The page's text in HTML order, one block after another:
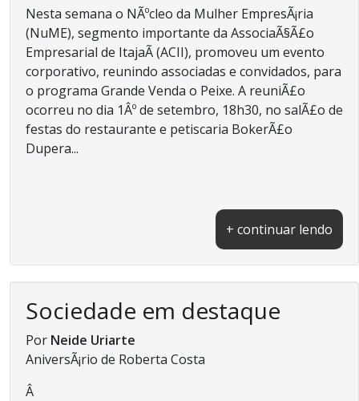
Nesta semana o NÃºcleo da Mulher EmpresÃ¡ria
(NuME), segmento importante da AssociaÃ§Ã£o
Empresarial de ItajaÃ­ (ACII), promoveu um evento
corporativo, reunindo associadas e convidados, para
o programa Grande Venda o Peixe. A reuniÃ£o
ocorreu no dia 1Âº de setembro, 18h30, no salÃ£o de
festas do restaurante e petiscaria BokerÃ£o
Dupera...
+ continuar lendo
Sociedade em destaque
Por Neide Uriarte
AniversÃ¡rio de Roberta Costa
Â